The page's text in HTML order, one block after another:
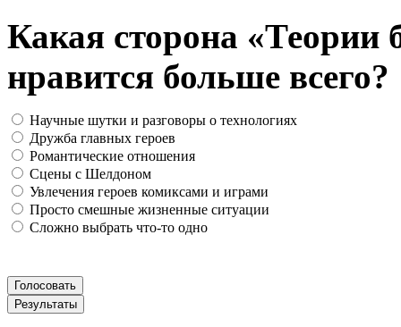
Какая сторона
нравится больше всего?
Научные шутки и разговоры о технологиях
Дружба главных героев
Романтические отношения
Сцены с Шелдоном
Увлечения героев комиксами и играми
Просто смешные жизненные ситуации
Сложно выбрать что-то одно